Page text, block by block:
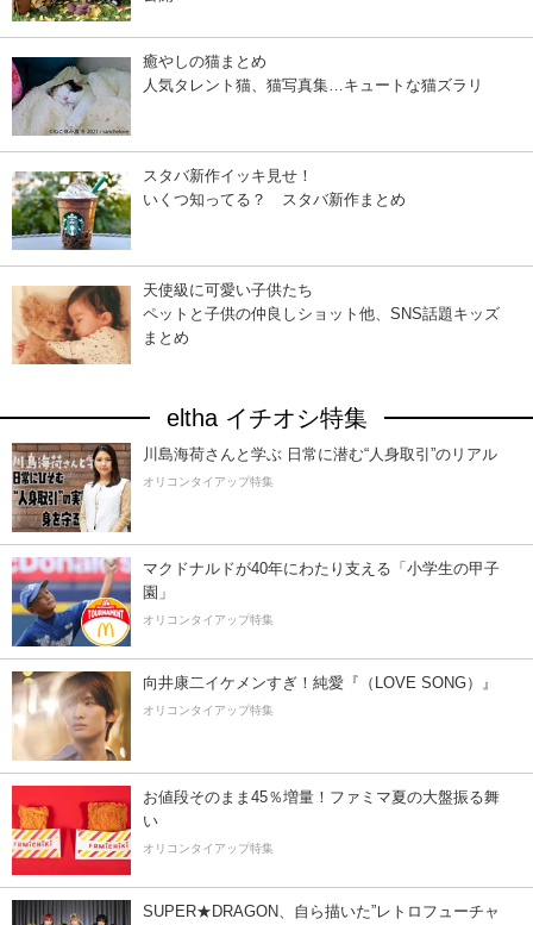
癒やしの猫まとめ
人気タレント猫、猫写真集…キュートな猫ズラリ
スタバ新作イッキ見せ！
いくつ知ってる？ スタバ新作まとめ
天使級に可愛い子供たち
ペットと子供の仲良しショット他、SNS話題キッズ
まとめ
eltha イチオシ特集
川島海荷さんと学ぶ 日常に潜む“人身取引”のリアル
オリコンタイアップ特集
マクドナルドが40年にわたり支える「小学生の甲子
園」
オリコンタイアップ特集
向井康二イケメンすぎ！純愛『（LOVE SONG）』
オリコンタイアップ特集
お値段そのまま45％増量！ファミマ夏の大盤振る舞
い
オリコンタイアップ特集
SUPER★DRAGON、自ら描いた”レトロフューチャ